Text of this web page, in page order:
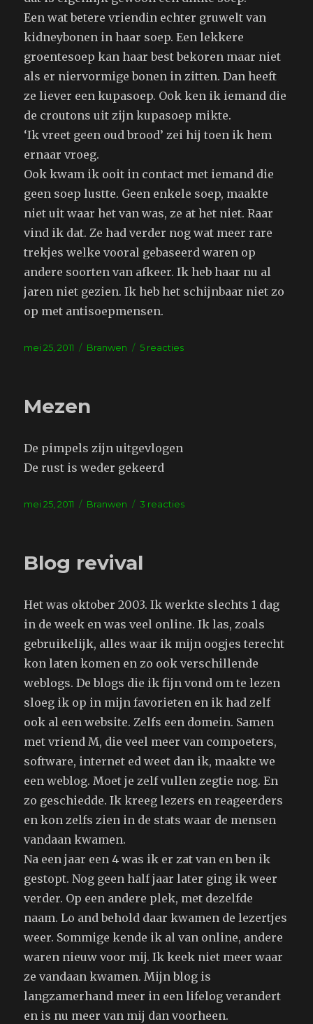
Een wat betere vriendin echter gruwelt van
kidneybonen in haar soep. Een lekkere
groentesoep kan haar best bekoren maar niet
als er niervormige bonen in zitten. Dan heeft
ze liever een kupasoep. Ook ken ik iemand die
de croutons uit zijn kupasoep mikte.
‘Ik vreet geen oud brood’ zei hij toen ik hem
ernaar vroeg.
Ook kwam ik ooit in contact met iemand die
geen soep lustte. Geen enkele soep, maakte
niet uit waar het van was, ze at het niet. Raar
vind ik dat. Ze had verder nog wat meer rare
trekjes welke vooral gebaseerd waren op
andere soorten van afkeer. Ik heb haar nu al
jaren niet gezien. Ik heb het schijnbaar niet zo
op met antisoepmensen.
Geplaatst
mei 25, 2011 Tags
Branwen 5 reactiesop
Mezen
De pimpels zijn uitgevlogen
De rust is weder gekeerd
Geplaatst
mei 25, 2011 Tags
Branwen 3 reactiesop
Blog revival
Het was oktober 2003. Ik werkte slechts 1 dag
in de week en was veel online. Ik las, zoals
gebruikelijk, alles waar ik mijn oogjes terecht
kon laten komen en zo ook verschillende
weblogs. De blogs die ik fijn vond om te lezen
sloeg ik op in mijn favorieten en ik had zelf
ook al een website. Zelfs een domein. Samen
met vriend M, die veel meer van compoeters,
software, internet ed weet dan ik, maakte we
een weblog. Moet je zelf vullen zegtie nog. En
zo geschiedde. Ik kreeg lezers en reageerders
en kon zelfs zien in de stats waar de mensen
vandaan kwamen.
Na een jaar een 4 was ik er zat van en ben ik
gestopt. Nog geen half jaar later ging ik weer
verder. Op een andere plek, met dezelfde
naam. Lo and behold daar kwamen de lezertjes
weer. Sommige kende ik al van online, andere
waren nieuw voor mij. Ik keek niet meer waar
ze vandaan kwamen. Mijn blog is
langzamerhand meer in een lifelog verandert
en is nu meer van mij dan voorheen.